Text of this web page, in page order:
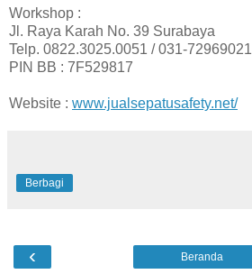
Workshop :
Jl. Raya Karah No. 39 Surabaya
Telp. 0822.3025.0051 / 031-72969021
PIN BB : 7F529817
Website : www.jualsepatusafety.net/
Berbagi
‹ Beranda